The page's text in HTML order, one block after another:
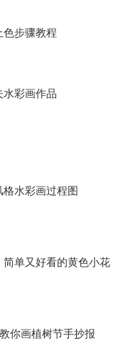
步骤教程
彩画作品
水彩画过程图
单又好看的黄色小花
你画植树节手抄报